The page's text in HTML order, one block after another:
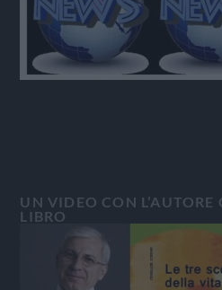
UN VIDEO CON L’AUTORE
LIBRO